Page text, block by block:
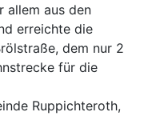
allem aus den
erreichte die
dem nur 2
für die
Ruppichteroth,